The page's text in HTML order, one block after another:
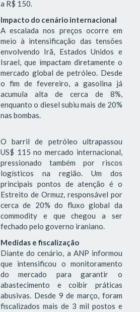
a R$ 150.
Impacto do cenário internacional
A escalada nos preços ocorre em
meio à intensificação das tensões
envolvendo Irã, Estados Unidos e
Israel, que impactam diretamente o
mercado global de petróleo. Desde
o fim de fevereiro, a gasolina já
acumula alta de cerca de 8%,
enquanto o diesel subiu mais de 20%
nas bombas.
O barril de petróleo ultrapassou
US$ 115 no mercado internacional,
pressionado também por riscos
logísticos na região. Um dos
principais pontos de atenção é o
Estreito de Ormuz, responsável por
cerca de 20% do fluxo global da
commodity e que chegou a ser
fechado pelo governo iraniano.
Medidas e fiscalização
Diante do cenário, a ANP informou
que intensificou o monitoramento
do mercado para garantir o
abastecimento e coibir práticas
abusivas. Desde 9 de março, foram
fiscalizados mais de 3 mil postos e